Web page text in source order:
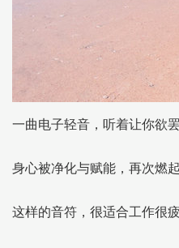
一曲电子轻音，听着让你欲
身心被净化与赋能，再次燃
这样的音符，很适合工作很